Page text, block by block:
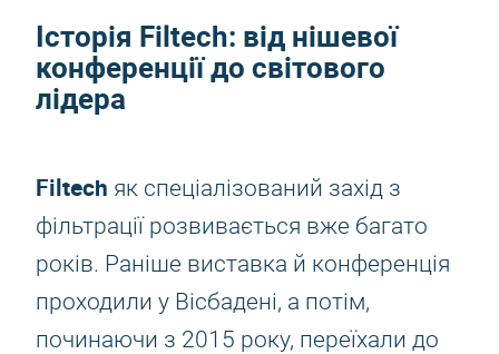
Історія Filtech: від нішевої
конференції до світового
лідера
Filtech як спеціалізований захід з
фільтрації розвивається вже багато
років. Раніше виставка й конференція
проходили у Вісбадені, а потім,
починаючи з 2015 року, переїхали до